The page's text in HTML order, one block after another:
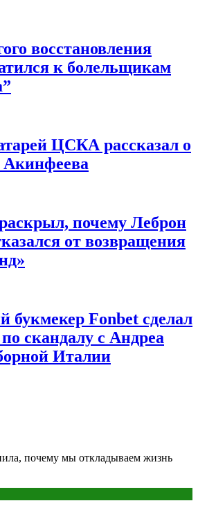
восстановления
к болельщикам
ЦСКА рассказал о
Акинфеева
почему Леброн
от возвращения
букмекер Fonbet сделал
скандалу с Андреа
Италии
почему мы откладываем жизнь